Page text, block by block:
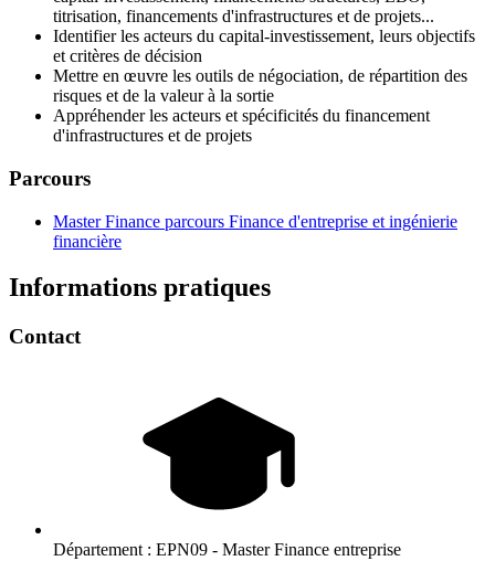
titrisation, financements d'infrastructures et de projets...
Identifier les acteurs du capital-investissement, leurs objectifs
et critères de décision
Mettre en œuvre les outils de négociation, de répartition des
risques et de la valeur à la sortie
Appréhender les acteurs et spécificités du financement
d'infrastructures et de projets
Parcours
Master Finance parcours Finance d'entreprise et ingénierie
financière
Informations pratiques
Contact
Département : EPN09 - Master Finance entreprise